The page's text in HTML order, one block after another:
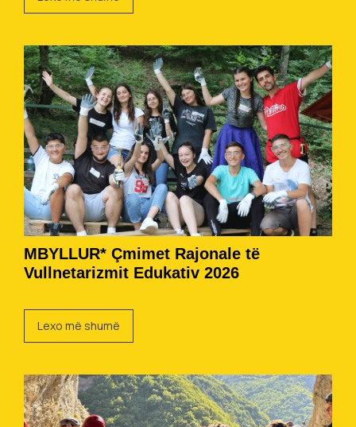
MBYLLUR* Çmimet Rajonale të
Vullnetarizmit Edukativ 2026
Lexo më shumë